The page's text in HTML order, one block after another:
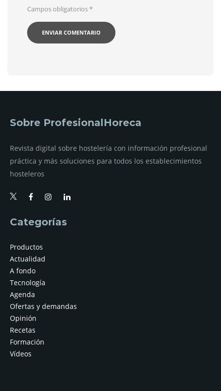
Campos obligatorios*
Sobre ProfesionalHoreca
Revista digital sobre hostelería con información profesional
práctica y más soluciones para todos los establecimientos
hosteleros
Categorías
Productos
Actualidad
A fondo
Tecnología
Agenda
Ofertas y demandas
Opinión
Recetas
Formación
Vídeos